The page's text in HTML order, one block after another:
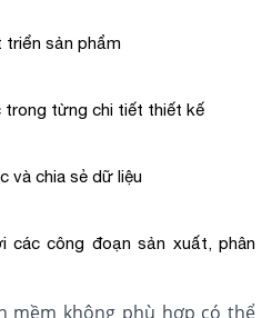
triển sản phẩm
trong từng chi tiết thiết kế
và chia sẻ dữ liệu
các công đoạn sản xuất, phân
mềm không phù hợp có thể